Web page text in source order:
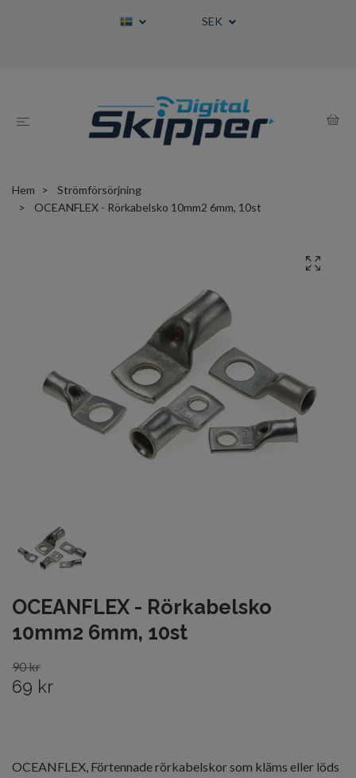
SEK
Hem
Strömförsörjning
OCEANFLEX - Rörkabelsko 10mm2 6mm, 10st
OCEANFLEX - Rörkabelsko
10mm2 6mm, 10st
90 kr
69 kr
OCEANFLEX, Förtennade rörkabelskor som kläms eller löds